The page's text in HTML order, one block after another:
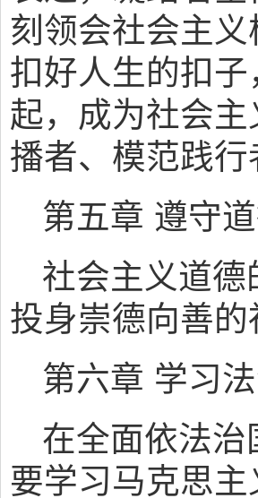
刻领会社会主
扣好人生的扣
起，成为社会
播者、模范践行
第五章 遵守
社会主义道
投身崇德向善
第六章 学习
在全面依法
要学习马克思